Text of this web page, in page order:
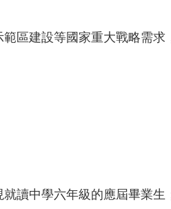
區建設等國家重大戰略需
讀中學六年級的應屆畢業生